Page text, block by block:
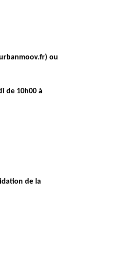
ou
de 10h00 à
de la